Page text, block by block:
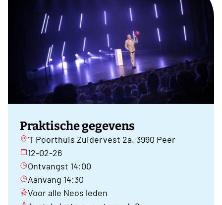
Praktische gegevens
'T Poorthuis Zuidervest 2a, 3990 Peer
12-02-26
Ontvangst 14:00
Aanvang 14:30
Voor alle Neos leden